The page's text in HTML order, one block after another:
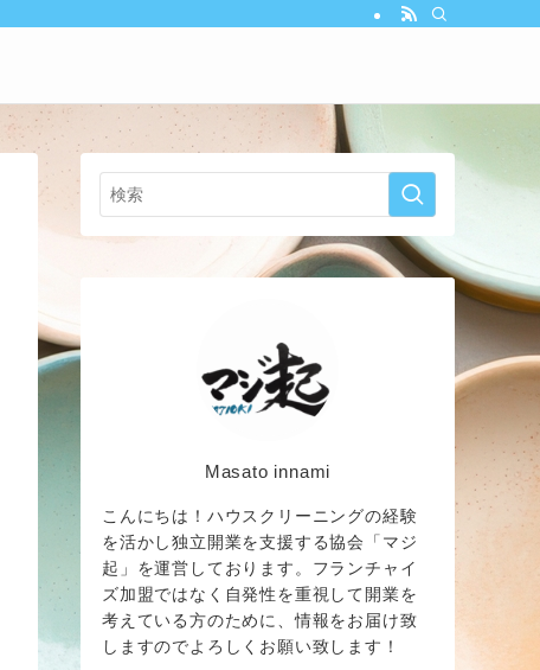
Masato innami
こんにちは！ハウスクリーニングの経験
を活かし独立開業を支援する協会「マジ
起」を運営しております。フランチャイ
ズ加盟ではなく自発性を重視して開業を
考えている方のために、情報をお届け致
しますのでよろしくお願い致します！